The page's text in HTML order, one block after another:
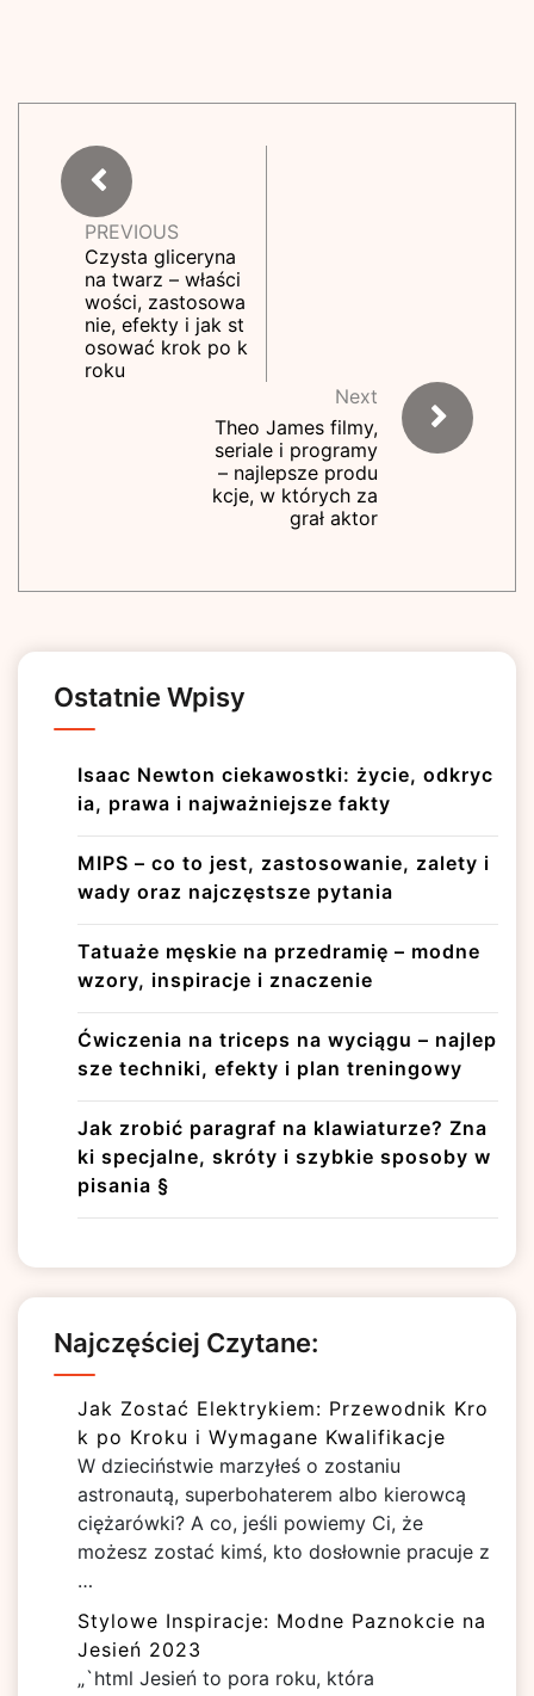
PREVIOUS
Czysta gliceryna
na twarz – właści
wości, zastosowa
nie, efekty i jak st
osować krok po k
roku
Next
Theo James filmy,
seriale i programy
– najlepsze produ
kcje, w których za
grał aktor
Ostatnie Wpisy
Isaac Newton ciekawostki: życie, odkryc
ia, prawa i najważniejsze fakty
MIPS – co to jest, zastosowanie, zalety i
wady oraz najczęstsze pytania
Tatuaże męskie na przedramię – modne
wzory, inspiracje i znaczenie
Ćwiczenia na triceps na wyciągu – najlep
sze techniki, efekty i plan treningowy
Jak zrobić paragraf na klawiaturze? Zna
ki specjalne, skróty i szybkie sposoby w
pisania §
Najczęściej Czytane:
Jak Zostać Elektrykiem: Przewodnik Kro
k po Kroku i Wymagane Kwalifikacje
W dzieciństwie marzyłeś o zostaniu
astronautą, superbohaterem albo kierowcą
ciężarówki? A co, jeśli powiemy Ci, że
możesz zostać kimś, kto dosłownie pracuje z
…
Stylowe Inspiracje: Modne Paznokcie na
Jesień 2023
„`html Jesień to pora roku, która